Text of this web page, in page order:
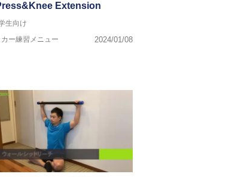
Extension
生向け
ー練習メニュー
2024/01/08